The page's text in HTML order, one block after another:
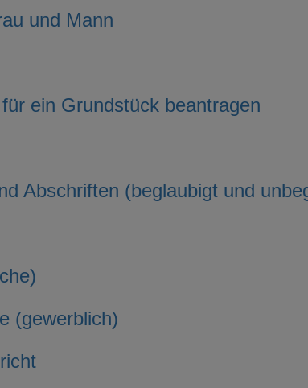
und Mann
ein Grundstück beantragen
Abschriften (beglaubigt und
(gewerblich)